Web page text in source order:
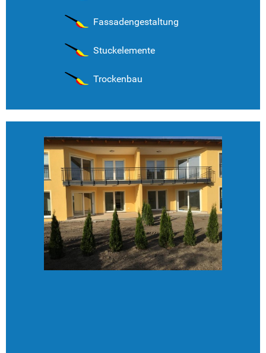
Fassadengestaltung
Stuckelemente
Trockenbau